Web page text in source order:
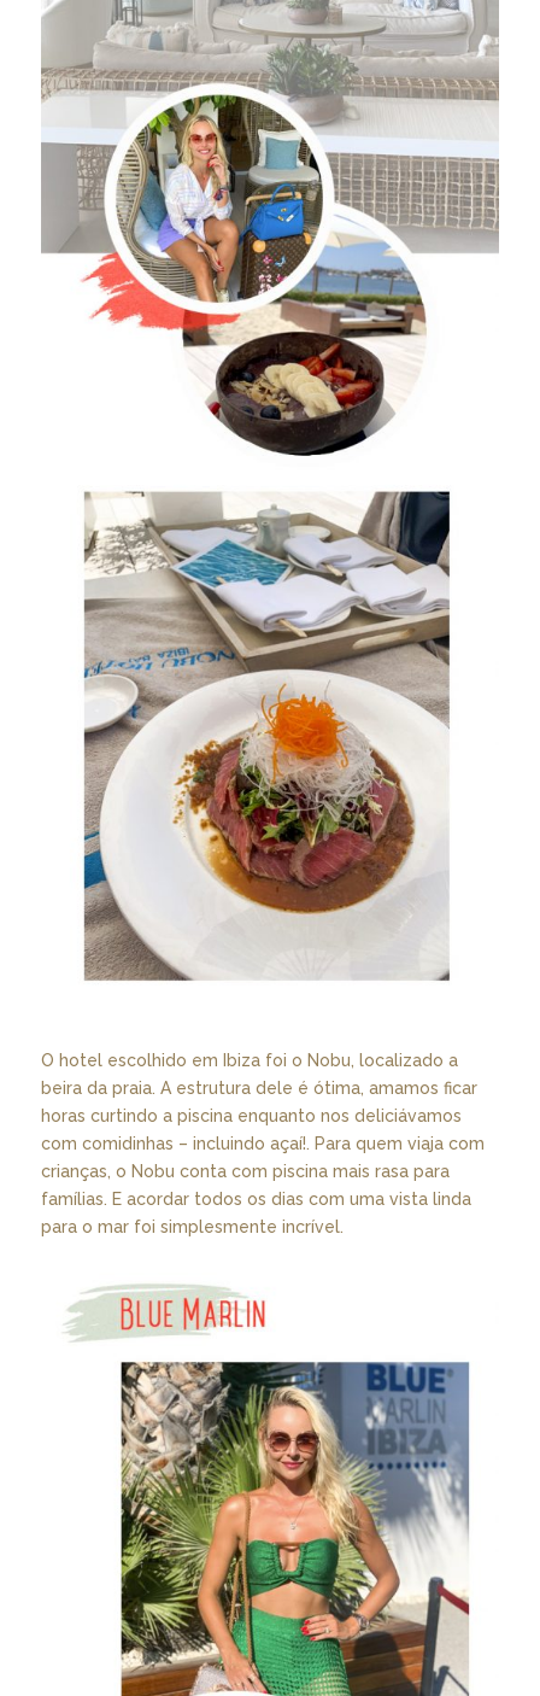
O hotel escolhido em Ibiza foi o Nobu, localizado a
beira da praia. A estrutura dele é ótima, amamos ficar
horas curtindo a piscina enquanto nos deliciávamos
com comidinhas – incluindo açaí!. Para quem viaja com
crianças, o Nobu conta com piscina mais rasa para
famílias. E acordar todos os dias com uma vista linda
para o mar foi simplesmente incrível.